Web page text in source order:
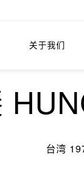
关于我们
台湾